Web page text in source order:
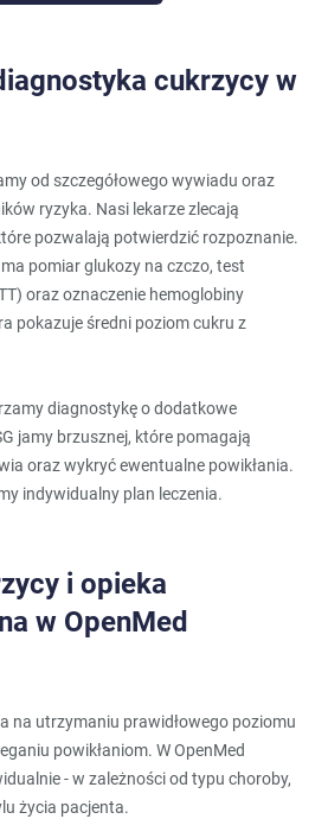
cukrzycy w
od szczegółowego wywiadu oraz
ryzyka. Nasi lekarze zlecają
pozwalają potwierdzić rozpoznanie.
pomiar glukozy na czczo, test
oraz oznaczenie hemoglobiny
pokazuje średni poziom cukru z
diagnostykę o dodatkowe
jamy brzusznej, które pomagają
oraz wykryć ewentualne powikłania.
indywidualny plan leczenia.
i opieka
w OpenMed
na utrzymaniu prawidłowego poziomu
powikłaniom. W OpenMed
- w zależności od typu choroby,
życia pacjenta.